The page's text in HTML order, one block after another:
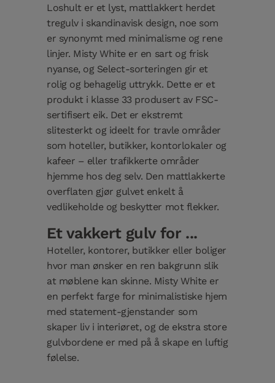
Loshult er et lyst, mattlakkert herdet
tregulv i skandinavisk design, noe som
er synonymt med minimalisme og rene
linjer. Misty White er en sart og frisk
nyanse, og Select-sorteringen gir et
rolig og behagelig uttrykk. Dette er et
produkt i klasse 33 produsert av FSC-
sertifisert eik. Det er ekstremt
slitesterkt og ideelt for travle områder
som hoteller, butikker, kontorlokaler og
kafeer – eller trafikkerte områder
hjemme hos deg selv. Den mattlakkerte
overflaten gjør gulvet enkelt å
vedlikeholde og beskytter mot flekker.
Et vakkert gulv for ...
Hoteller, kontorer, butikker eller boliger
hvor man ønsker en ren bakgrunn slik
at møblene kan skinne. Misty White er
en perfekt farge for minimalistiske hjem
med statement-gjenstander som
skaper liv i interiøret, og de ekstra store
gulvbordene er med på å skape en luftig
følelse.